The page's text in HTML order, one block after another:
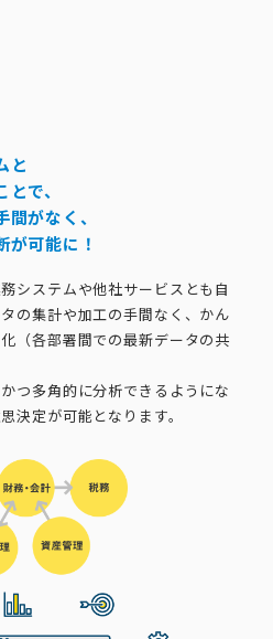
と
で、
がなく、
が可能に！
システムや他社サービスとも自
の集計や加工の手間なく、かん
（各部署間での最新データの共
つ多角的に分析できるようにな
決定が可能となります。